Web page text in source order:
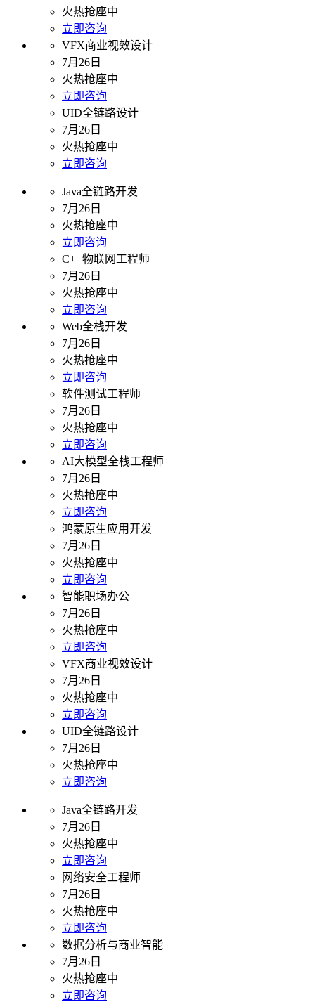
火热抢座中
立即咨询
VFX商业视效设计
7月26日
火热抢座中
立即咨询
UID全链路设计
7月26日
火热抢座中
立即咨询
Java全链路开发
7月26日
火热抢座中
立即咨询
C++物联网工程师
7月26日
火热抢座中
立即咨询
Web全栈开发
7月26日
火热抢座中
立即咨询
软件测试工程师
7月26日
火热抢座中
立即咨询
AI大模型全栈工程师
7月26日
火热抢座中
立即咨询
鸿蒙原生应用开发
7月26日
火热抢座中
立即咨询
智能职场办公
7月26日
火热抢座中
立即咨询
VFX商业视效设计
7月26日
火热抢座中
立即咨询
UID全链路设计
7月26日
火热抢座中
立即咨询
Java全链路开发
7月26日
火热抢座中
立即咨询
网络安全工程师
7月26日
火热抢座中
立即咨询
数据分析与商业智能
7月26日
火热抢座中
立即咨询